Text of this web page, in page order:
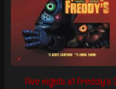
Five nights at Freddy’s